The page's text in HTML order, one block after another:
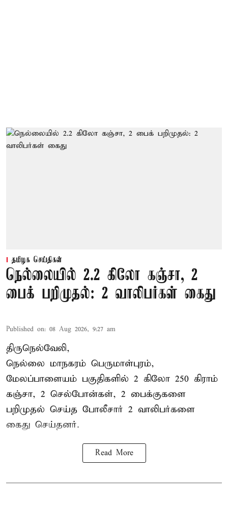
தமிழக செய்திகள்
நெல்லையில் 2.2 கிலோ கஞ்சா, 2
பைக் பறிமுதல்: 2 வாலிபர்கள் கைது
Published on: 08 Aug 2026, 9:27 am
திருநெல்வேலி,
நெல்லை மாநகரம் பெருமாள்புரம்,
மேலப்பாளையம் பகுதிகளில் 2 கிலோ 250 கிராம்
கஞ்சா, 2 செல்போன்கள், 2 பைக்குகளை
பறிமுதல் செய்த போலீசார் 2 வாலிபர்களை
கைது செய்தனர்.
Read More